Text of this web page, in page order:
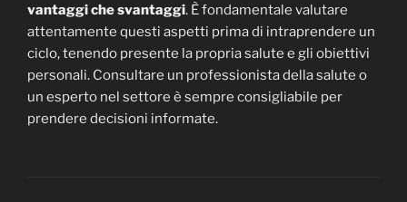
vantaggi che svantaggi. È fondamentale valutare
attentamente questi aspetti prima di intraprendere un
ciclo, tenendo presente la propria salute e gli obiettivi
personali. Consultare un professionista della salute o
un esperto nel settore è sempre consigliabile per
prendere decisioni informate.